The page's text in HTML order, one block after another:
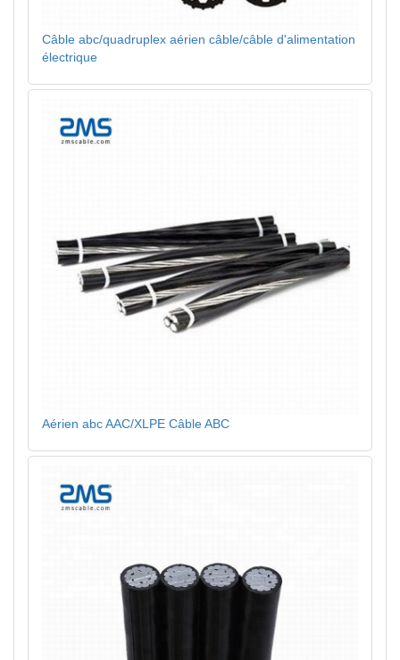
Câble abc/quadruplex aérien câble/câble d'alimentation
électrique
Aérien abc AAC/XLPE Câble ABC